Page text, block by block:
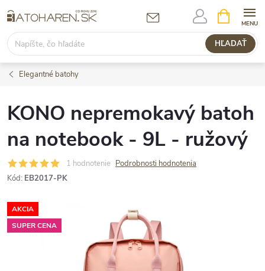
na
obsah
HĽADAŤ
KOŠÍK
Elegantné batohy
KONO nepremokavý batoh
na notebook - 9L - ružový
1 hodnotenie Podrobnosti hodnotenia
Kód: EB2017-PK
AKCIA
SUPER CENA